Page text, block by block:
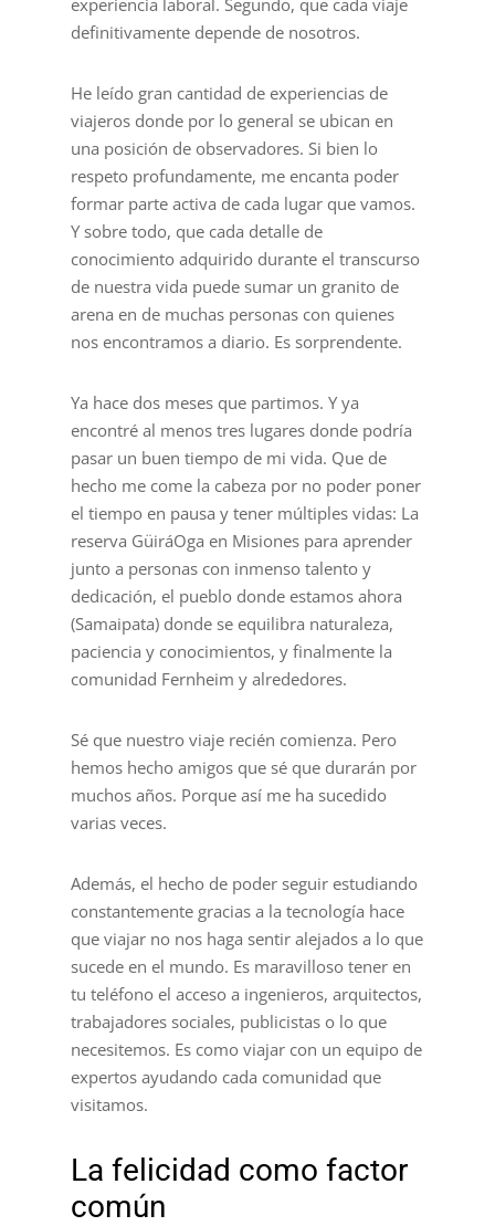
experiencia laboral. Segundo, que cada viaje
definitivamente depende de nosotros.
He leído gran cantidad de experiencias de
viajeros donde por lo general se ubican en
una posición de observadores. Si bien lo
respeto profundamente, me encanta poder
formar parte activa de cada lugar que vamos.
Y sobre todo, que cada detalle de
conocimiento adquirido durante el transcurso
de nuestra vida puede sumar un granito de
arena en de muchas personas con quienes
nos encontramos a diario. Es sorprendente.
Ya hace dos meses que partimos. Y ya
encontré al menos tres lugares donde podría
pasar un buen tiempo de mi vida. Que de
hecho me come la cabeza por no poder poner
el tiempo en pausa y tener múltiples vidas: La
reserva GüiráOga en Misiones para aprender
junto a personas con inmenso talento y
dedicación, el pueblo donde estamos ahora
(Samaipata) donde se equilibra naturaleza,
paciencia y conocimientos, y finalmente la
comunidad Fernheim y alrededores.
Sé que nuestro viaje recién comienza. Pero
hemos hecho amigos que sé que durarán por
muchos años. Porque así me ha sucedido
varias veces.
Además, el hecho de poder seguir estudiando
constantemente gracias a la tecnología hace
que viajar no nos haga sentir alejados a lo que
sucede en el mundo. Es maravilloso tener en
tu teléfono el acceso a ingenieros, arquitectos,
trabajadores sociales, publicistas o lo que
necesitemos. Es como viajar con un equipo de
expertos ayudando cada comunidad que
visitamos.
La felicidad como factor
común